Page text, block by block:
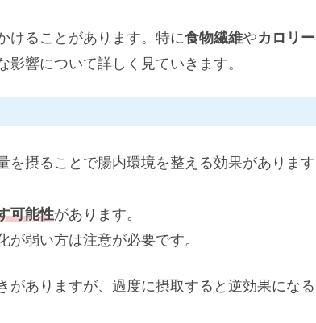
けることがあります。特に食物繊維やカロリー
響について詳しく見ていきます。
を摂ることで腸内環境を整える効果があります
可能性があります。
弱い方は注意が必要です。
ありますが、過度に摂取すると逆効果になる